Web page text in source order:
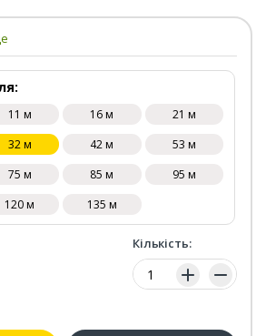
11 м 16 м
21 м
32 м 42 м
53 м
75 м 85 м
95 м
120 м 135 м
Кількість:
Кількість: